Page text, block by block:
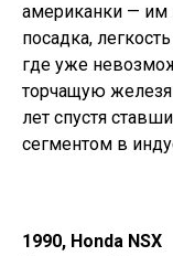
американки — им
посадка,
где уже
торчащую
лет спустя
сегментом в
1990, Honda NSX